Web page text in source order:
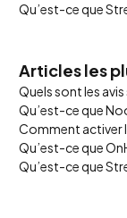
Qu’est-ce que
Articles les
Quels sont les avis
Qu’est-ce que
Comment activer
Qu’est-ce que
Qu’est-ce que